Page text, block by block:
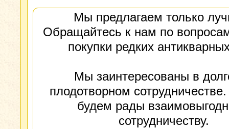
Мы предлагаем только
Обращайтесь к нам по
покупки редких
Мы заинтересованы в
плодотворном
будем рады
сотрудничеству.